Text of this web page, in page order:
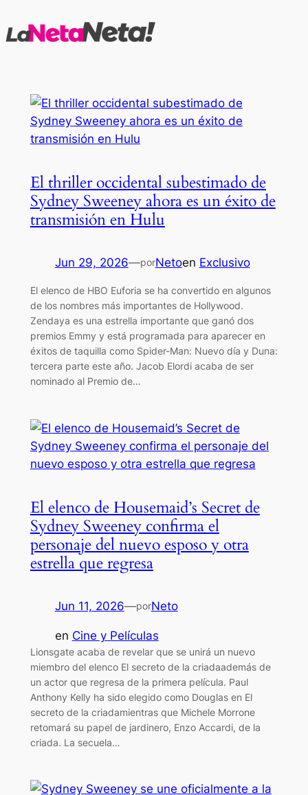
al
El thriller occidental subestimado de
Sydney Sweeney ahora es un éxito de
transmisión en Hulu
Jun 29, 2026—porNetoen Exclusivo
El elenco de HBO Euforia se ha convertido en algunos
de los nombres más importantes de Hollywood.
Zendaya es una estrella importante que ganó dos
premios Emmy y está programada para aparecer en
éxitos de taquilla como Spider-Man: Nuevo día y Duna:
tercera parte este año. Jacob Elordi acaba de ser
nominado al Premio de…
El elenco de Housemaid’s Secret de
Sydney Sweeney confirma el
personaje del nuevo esposo y otra
estrella que regresa
Jun 11, 2026—porNeto
en Cine y Películas
Lionsgate acaba de revelar que se unirá un nuevo
miembro del elenco El secreto de la criadaademás de
un actor que regresa de la primera película. Paul
Anthony Kelly ha sido elegido como Douglas en El
secreto de la criadamientras que Michele Morrone
retomará su papel de jardinero, Enzo Accardi, de la
criada. La secuela…